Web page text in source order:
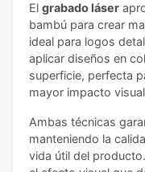
El grabado láser
bambú para crear
ideal para logos
aplicar diseños en
superficie, perfecta
mayor impacto
Ambas técnicas
manteniendo la
vida útil del